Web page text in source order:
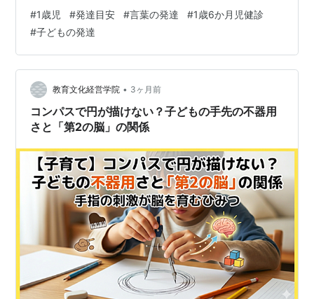
子どもの支援に関わっていますが、1歳頃の子どもを見る
ときに特に大切だと感じるのは、 「できないことを止め
る」ことより、その子が安全に動き、触り、確かめられ
る環境を先に作ること です。 1歳頃はまだ発達の個人差
が大きく、歩行、言葉の理解、発語、人との関わりなど
が、すべて同じ速さで育つわけ…
#1歳児 #発達目安 #言葉の発達 #1歳6か月児健診
#子どもの発達
教育文化経営学院 • 3ヶ月前
コンパスで円が描けない？子どもの手先の不器用
さと「第2の脳」の関係